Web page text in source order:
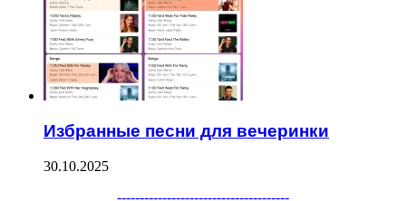
Избранные песни для вечеринки
30.10.2025
--------------------------------------